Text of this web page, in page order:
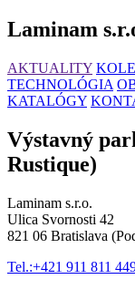
Laminam
AKTUALITY
TECHNOLÓGIA
KATALÓGY
Výstavný
Rustique)
Laminam s.r.o.
Ulica Svornosti 42
821 06 Bratislava
Tel.:+421 911 811